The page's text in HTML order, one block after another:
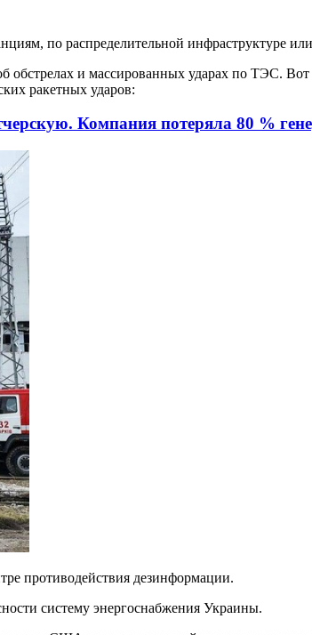
по распределительной инфраструктуре
обстрелах и массированных ударах по ТЭС.
ракетных ударов:
Компания потеряла 80 %
противодействия дезинформации.
систему энергоснабжения Украины.